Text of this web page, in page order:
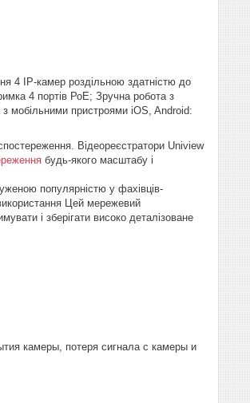
4 IP-камер роздільною здатністю до
4 портів РоЕ; Зручна робота з
мобільними пристроями iOS, Android:
Відеореєстратори Uniview
будь-якого масштабу і
популярністю у фахівців-
Цей мережевий
і зберігати високо деталізоване
камеры, потеря сигнала с камеры и